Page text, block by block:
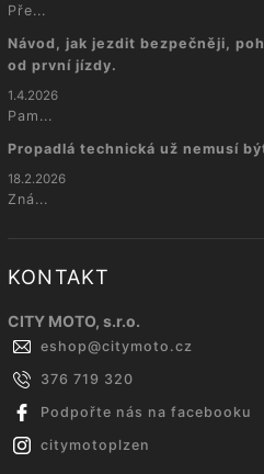
Pře...
Návod, jak jezdit bezpečněji,
od první jízdy.
1.4.2026
Pam...
Propadlá technická už nemusí
18.2.2026
Zná...
KONTAKT
CITY MOTO, s.r.o.
eshop@citymoto.cz
376 719 320
Podpořte nás na facebooku
citymotoplzen